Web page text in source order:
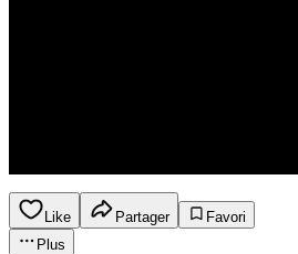
Like Partager
Favori
Plus